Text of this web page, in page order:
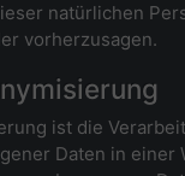
natürlichen
vorherzusagen.
ist die
Daten in einer